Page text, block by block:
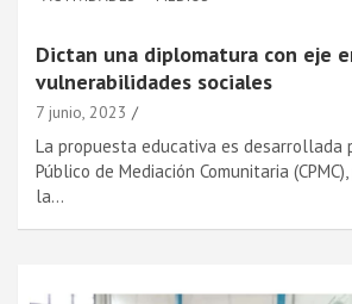
Dictan una diplomatura con eje
vulnerabilidades sociales
7 junio, 2023
La propuesta educativa es desarrollada
Público de Mediación Comunitaria
la…